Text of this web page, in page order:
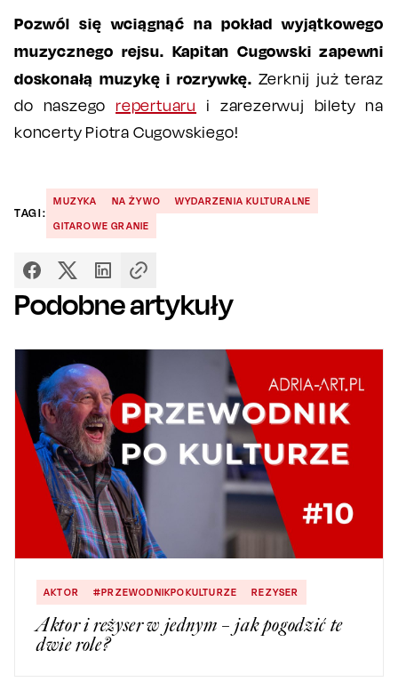
Pozwól się wciągnąć na pokład wyjątkowego
muzycznego rejsu. Kapitan Cugowski zapewni
doskonałą muzykę i rozrywkę. Zerknij już teraz
do naszego repertuaru i zarezerwuj bilety na
koncerty Piotra Cugowskiego!
TAGI:
MUZYKA NA ŻYWO
WYDARZENIA KULTURALNE
GITAROWE GRANIE
Podobne artykuły
AKTOR #PRZEWODNIKPOKULTURZE REZYSER
Aktor i reżyser w jednym – jak pogodzić te
dwie role?